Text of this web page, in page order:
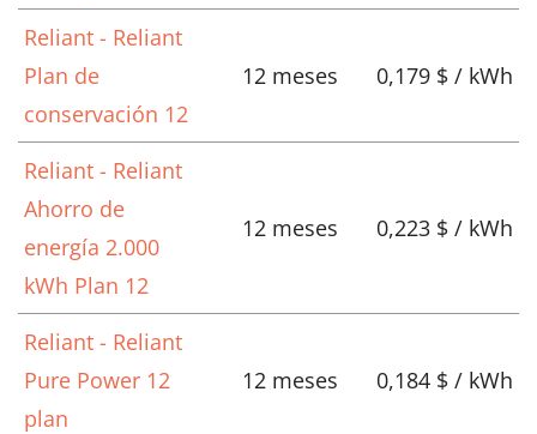
Reliant - Reliant
Plan de
conservación 12
12 meses 0,179 $ / kWh
Reliant - Reliant
Ahorro de
energía 2.000
kWh Plan 12
12 meses 0,223 $ / kWh
Reliant - Reliant
Pure Power 12
plan
12 meses 0,184 $ / kWh